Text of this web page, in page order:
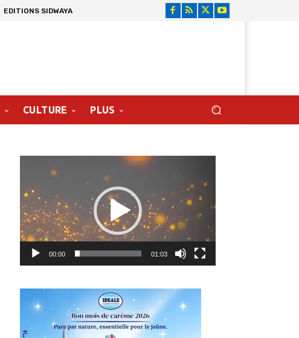
EDITIONS SIDWAYA
CULTURE PLUS
00:00 01:03